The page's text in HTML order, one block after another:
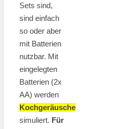
Sets sind,
sind einfach
so oder aber
mit Batterien
nutzbar. Mit
eingelegten
Batterien (2x
AA) werden
Kochgeräusche
simuliert. Für